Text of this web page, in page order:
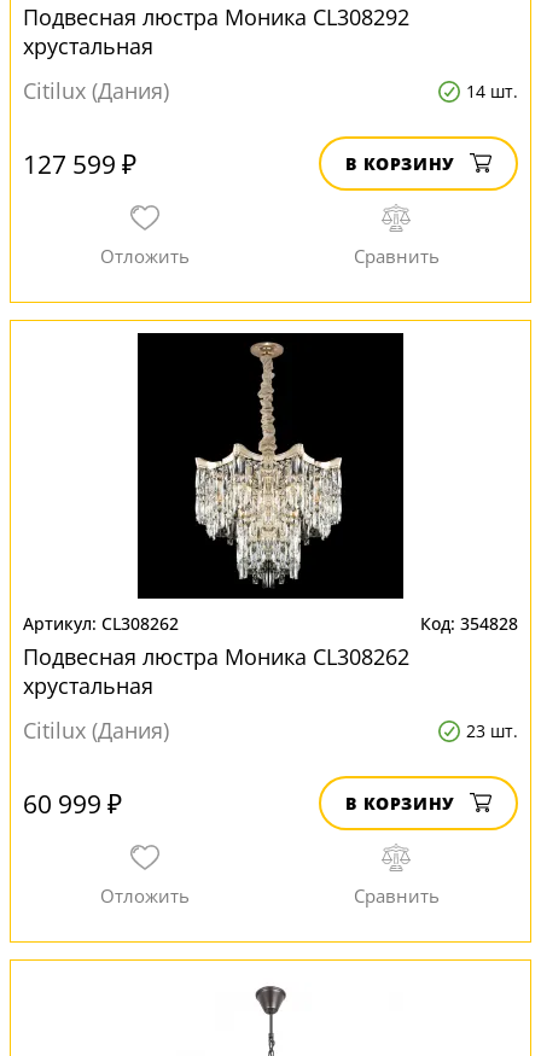
Подвесная люстра Моника CL308292
хрустальная
Citilux (Дания)
14 шт.
127 599 ₽ В КОРЗИНУ
CL308262 354828
Подвесная люстра Моника CL308262
хрустальная
Citilux (Дания)
23 шт.
60 999 ₽ В КОРЗИНУ